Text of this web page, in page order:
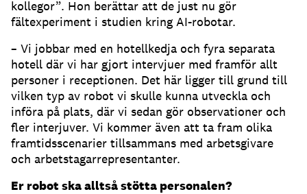
kollegor”. Hon berättar att de just nu gör
fältexperiment i studien kring AI-robotar.
– Vi jobbar med en hotellkedja och fyra separata
hotell där vi har gjort intervjuer med framför allt
personer i receptionen. Det här ligger till grund till
vilken typ av robot vi skulle kunna utveckla och
införa på plats, där vi sedan gör observationer och
fler interjuver. Vi kommer även att ta fram olika
framtidsscenarier tillsammans med arbetsgivare
och arbetstagarrepresentanter.
Er robot ska alltså stötta personalen?